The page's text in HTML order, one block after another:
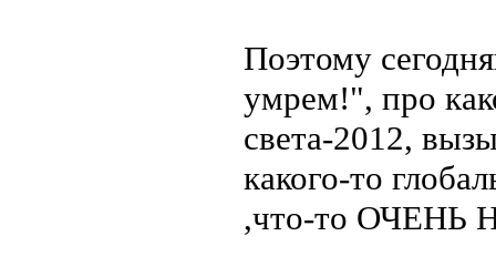
Поэтому
умрем!", про
света-2012,
какого-то
,что-то ОЧЕНЬ